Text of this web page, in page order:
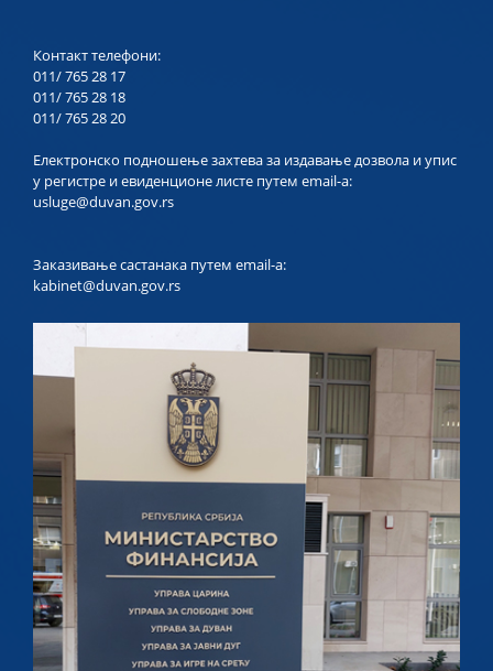
Контакт телефони:
011/ 765 28 17
011/ 765 28 18
011/ 765 28 20
Електронско подношење захтева за издавање дозвола и упис
у регистре и евиденционе листе путем email-a:
usluge@duvan.gov.rs
Заказивање састанака путем email-a:
kabinet@duvan.gov.rs